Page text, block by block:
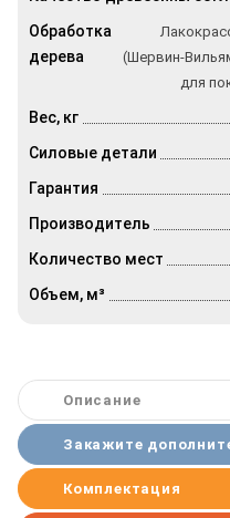
Обработка
дерева
(Шервин-
для
Вес, кг
Силовые детали
Гарантия
Производитель
Количество мест
Объем, м³
Описание
Закажите
Комплектация